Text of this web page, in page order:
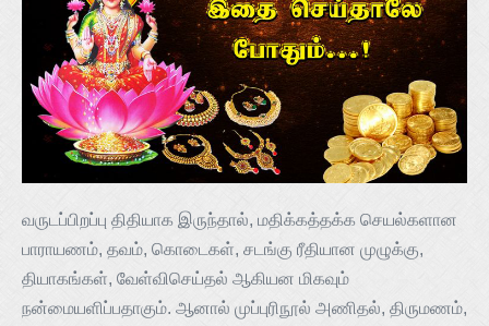
வருடப்பிறப்பு திதியாக இருந்தால், மதிக்கத்தக்க செயல்களான
பாராயணம், தவம், கொடைகள், சடங்கு ரீதியான முழுக்கு,
தியாகங்கள், வேள்விசெய்தல் ஆகியன மிகவும்
நன்மையளிப்பதாகும். ஆனால் முப்புரிநூல் அணிதல், திருமணம்,